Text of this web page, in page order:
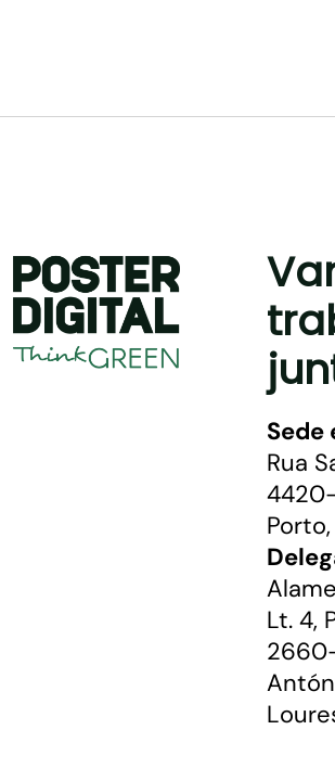
Sede
Rua
Lt. 4,